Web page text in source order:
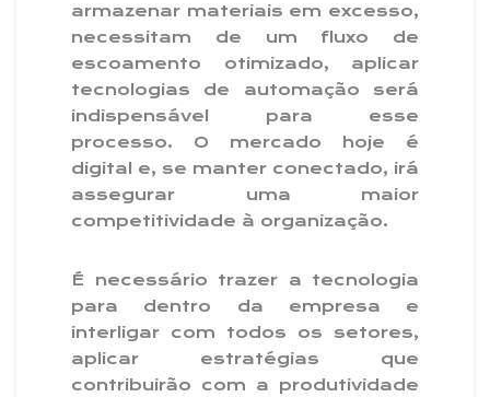
armazenar materiais em excesso,
necessitam de um fluxo de
escoamento otimizado, aplicar
tecnologias de automação será
indispensável para esse
processo. O mercado hoje é
digital e, se manter conectado, irá
assegurar uma maior
competitividade à organização.
É necessário trazer a tecnologia
para dentro da empresa e
interligar com todos os setores,
aplicar estratégias que
contribuirão com a produtividade